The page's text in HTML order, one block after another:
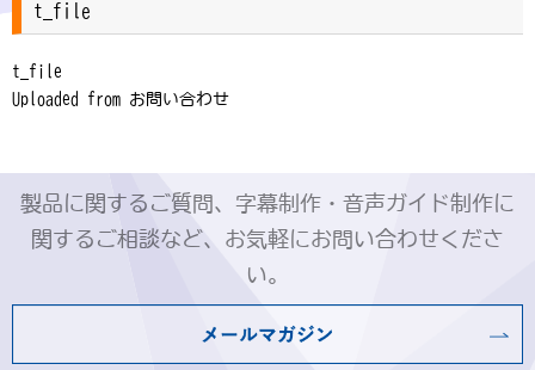
t_file
t_file
Uploaded from お問い合わせ
製品に関するご質問、字幕制作・音声ガイド制作に
関するご相談など、お気軽にお問い合わせくださ
い。